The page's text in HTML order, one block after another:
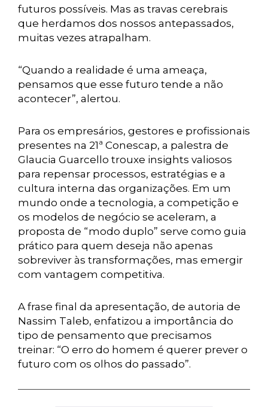
futuros possíveis. Mas as travas cerebrais
que herdamos dos nossos antepassados,
muitas vezes atrapalham.
“Quando a realidade é uma ameaça,
pensamos que esse futuro tende a não
acontecer”, alertou.
Para os empresários, gestores e profissionais
presentes na 21ª Conescap, a palestra de
Glaucia Guarcello trouxe insights valiosos
para repensar processos, estratégias e a
cultura interna das organizações. Em um
mundo onde a tecnologia, a competição e
os modelos de negócio se aceleram, a
proposta de “modo duplo” serve como guia
prático para quem deseja não apenas
sobreviver às transformações, mas emergir
com vantagem competitiva.
A frase final da apresentação, de autoria de
Nassim Taleb, enfatizou a importância do
tipo de pensamento que precisamos
treinar: “O erro do homem é querer prever o
futuro com os olhos do passado”.